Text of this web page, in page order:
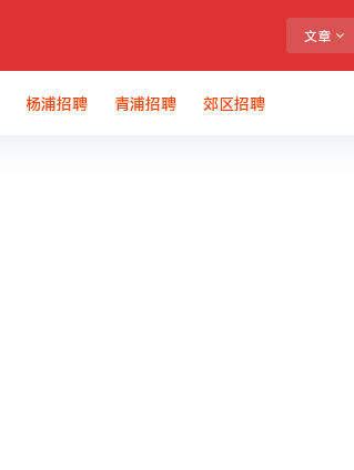
文章
杨浦招聘 青浦招聘 郊区招聘